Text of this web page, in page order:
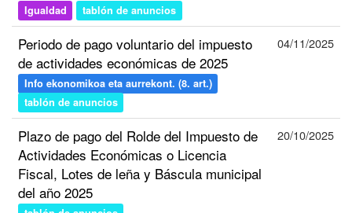
Igualdad tablón de anuncios
Periodo de pago voluntario del impuesto
de actividades económicas de 2025
Info ekonomikoa eta aurrekont. (8. art.)
tablón de anuncios
04/11/2025
Plazo de pago del Rolde del Impuesto de
Actividades Económicas o Licencia
Fiscal, Lotes de leña y Báscula municipal
del año 2025
20/10/2025